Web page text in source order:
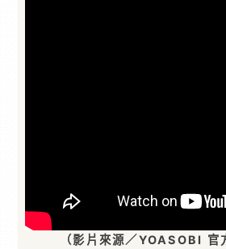
（影片來源／YOASOBI 官